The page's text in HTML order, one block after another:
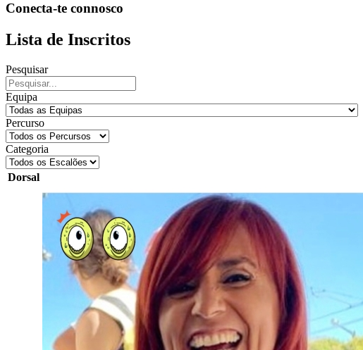
Conecta-te connosco
Lista de Inscritos
Pesquisar
Equipa
Percurso
Categoria
Dorsal